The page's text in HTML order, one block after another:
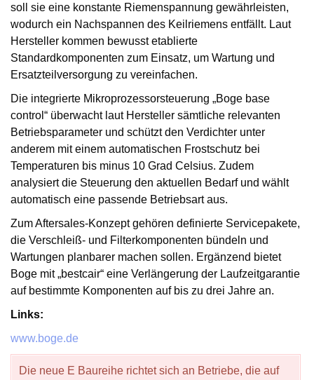
soll sie eine konstante Riemenspannung gewährleisten,
wodurch ein Nachspannen des Keilriemens entfällt. Laut
Hersteller kommen bewusst etablierte
Standardkomponenten zum Einsatz, um Wartung und
Ersatzteilversorgung zu vereinfachen.
Die integrierte Mikroprozessorsteuerung „Boge base
control“ überwacht laut Hersteller sämtliche relevanten
Betriebsparameter und schützt den Verdichter unter
anderem mit einem automatischen Frostschutz bei
Temperaturen bis minus 10 Grad Celsius. Zudem
analysiert die Steuerung den aktuellen Bedarf und wählt
automatisch eine passende Betriebsart aus.
Zum Aftersales-Konzept gehören definierte Servicepakete,
die Verschleiß- und Filterkomponenten bündeln und
Wartungen planbarer machen sollen. Ergänzend bietet
Boge mit „bestcair“ eine Verlängerung der Laufzeitgarantie
auf bestimmte Komponenten auf bis zu drei Jahre an.
Links:
www.boge.de
Die neue E Baureihe richtet sich an Betriebe, die auf